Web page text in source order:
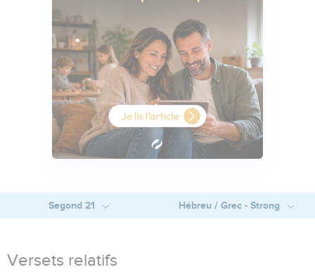
Segond 21 Hébreu / Grec - Strong
Versets relatifs